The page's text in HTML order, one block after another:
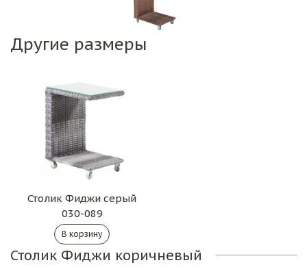
Другие размеры
Столик Фиджи серый
030-089
Столик Фиджи коричневый